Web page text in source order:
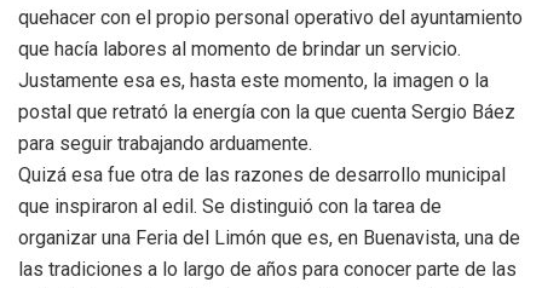
quehacer con el propio personal operativo del ayuntamiento
que hacía labores al momento de brindar un servicio.
Justamente esa es, hasta este momento, la imagen o la
postal que retrató la energía con la que cuenta Sergio Báez
para seguir trabajando arduamente.
Quizá esa fue otra de las razones de desarrollo municipal
que inspiraron al edil. Se distinguió con la tarea de
organizar una Feria del Limón que es, en Buenavista, una de
las tradiciones a lo largo de años para conocer parte de las